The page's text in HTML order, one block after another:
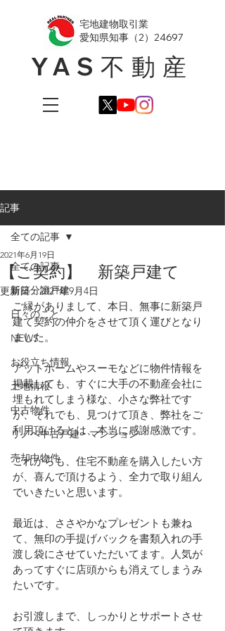
YAS不動産
​宅地建物取引業
愛知県知事（2）24697
記事
全ての記事
新築分譲戸建
日々のこと
NEWS
お役立ち情報
土地情報
中古物件
リノベ中古戸建・マンション
売却中物件
全ての記事
【ご契約】 新築戸建て
2021年6月19日
更新日：2021年9月4日
ご縁がありまして、本日、無事に新築戸
建て契約の仲介をさせて頂く運びとなり
ました。
アットホームやスーモなどに物件情報を
掲載しても、すぐに大手の不動産会社に
埋もれてしまう様な、小さな弊社です
が、それでも、見つけて頂き、弊社をご
利用頂けるとは、本当に感謝感激です。
これからも、住宅不動産を購入したい方
が、喜んで頂けるよう、全力で取り組ん
でいきたいと思います。
最近は、ささやかなプレゼントも兼ね
て、無印の手提げバックを書類入れの手
渡し袋にさせていただいてます。人気が
あってすぐに店頭からも消えてしまうみ
たいです。
お引渡しまで、しっかりとサポートさせ